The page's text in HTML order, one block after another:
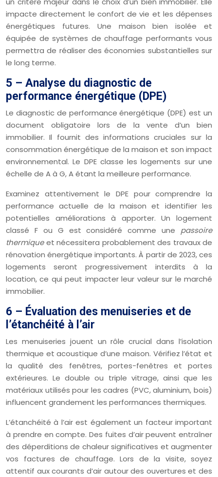
impacte directement le confort de vie et les dépenses
énergétiques futures. Une maison bien isolée et
équipée de systèmes de chauffage performants vous
permettra de réaliser des économies substantielles sur
le long terme.
5 – Analyse du diagnostic de
performance énergétique (DPE)
Le diagnostic de performance énergétique (DPE) est un
document obligatoire lors de la vente d’un bien
immobilier. Il fournit des informations cruciales sur la
consommation énergétique de la maison et son impact
environnemental. Le DPE classe les logements sur une
échelle de A à G, A étant la meilleure performance.
Examinez attentivement le DPE pour comprendre la
performance actuelle de la maison et identifier les
potentielles améliorations à apporter. Un logement
classé F ou G est considéré comme une passoire
thermiqueet nécessitera probablement des travaux de
rénovation énergétique importants. À partir de 2023, ces
logements seront progressivement interdits à la
location, ce qui peut impacter leur valeur sur le marché
immobilier.
6 – Évaluation des menuiseries et de
l’étanchéité à l’air
Les menuiseries jouent un rôle crucial dans l’isolation
thermique et acoustique d’une maison. Vérifiez l’état et
la qualité des fenêtres, portes-fenêtres et portes
extérieures. Le double ou triple vitrage, ainsi que les
matériaux utilisés pour les cadres (PVC, aluminium, bois)
influencent grandement les performances thermiques.
L’étanchéité à l’air est également un facteur important
à prendre en compte. Des fuites d’air peuvent entraîner
des déperditions de chaleur significatives et augmenter
vos factures de chauffage. Lors de la visite, soyez
attentif aux courants d’air autour des ouvertures et des